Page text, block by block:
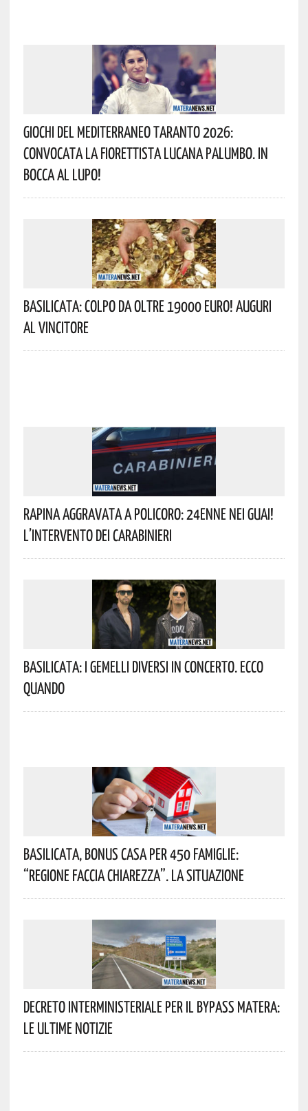
Giochi Del Mediterraneo Taranto 2026:
Convocata La Fiorettista Lucana Palumbo. In
Bocca Al Lupo!
Basilicata: Colpo Da Oltre 19000 Euro! Auguri
Al Vincitore
Rapina Aggravata A Policoro: 24enne Nei Guai!
L’intervento Dei Carabinieri
Basilicata: I Gemelli DiVersi In Concerto. Ecco
Quando
Basilicata, Bonus Casa Per 450 Famiglie:
“Regione Faccia Chiarezza”. La Situazione
Decreto Interministeriale Per Il Bypass Matera:
Le Ultime Notizie